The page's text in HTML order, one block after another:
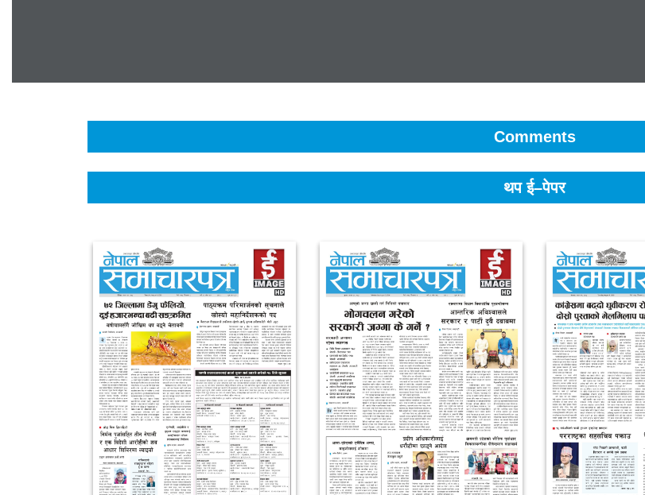
Comments
थप ई–पेपर